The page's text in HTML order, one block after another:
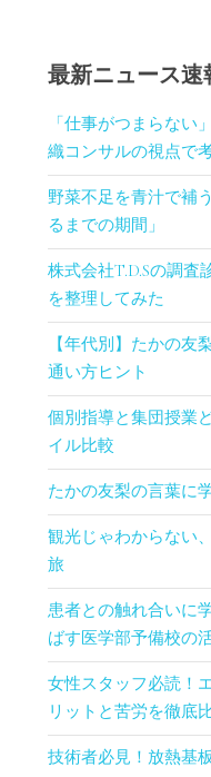
最新ニュース速
「仕事がつまらない
織コンサルの視点で
野菜不足を青汁で補
るまでの期間」
株式会社T.D.Sの調査
を整理してみた
【年代別】たかの友
通い方ヒント
個別指導と集団授業
イル比較
たかの友梨の言葉に
観光じゃわからない
旅
患者との触れ合いに
ばす医学部予備校の
女性スタッフ必読！
リットと苦労を徹底
技術者必見！放熱基